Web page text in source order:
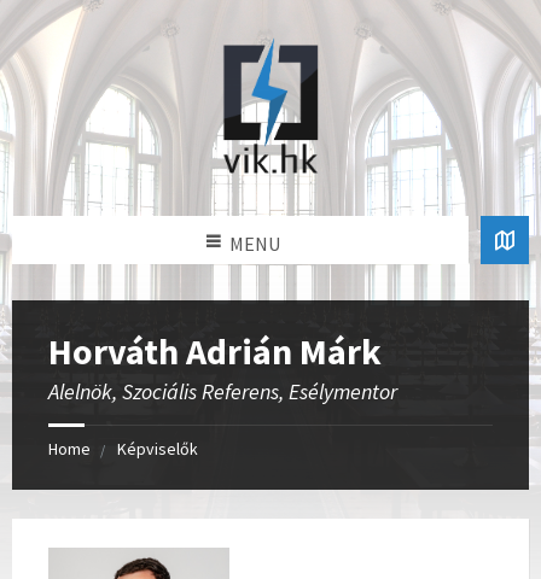
MENU
Horváth Adrián Márk
Alelnök, Szociális Referens, Esélymentor
Home Képviselők